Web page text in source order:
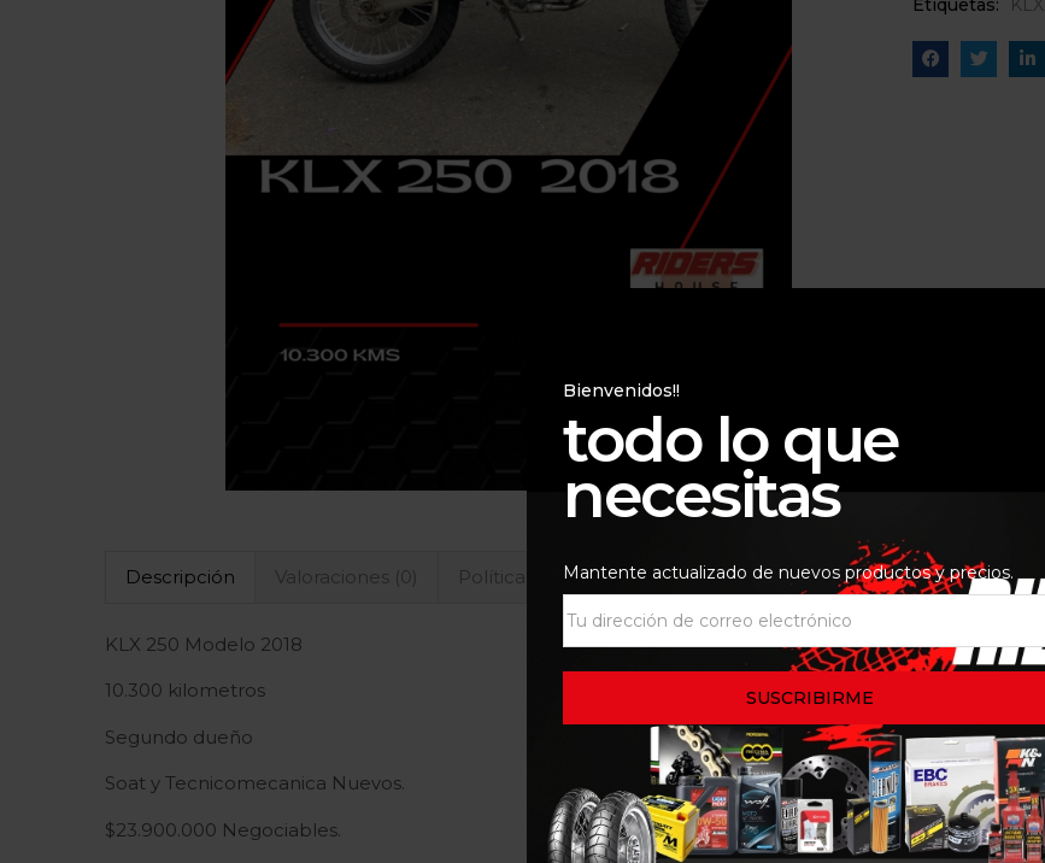
Etiquetas:
Descripción Valoraciones (0) Políticas de la tienda Consultas
KLX 250 Modelo 2018
10.300 kilometros
Segundo dueño
Soat y Tecnicomecanica Nuevos.
$23.900.000 Negociables.
Bienvenidos!!
todo lo que
necesitas
Mantente actualizado de nuevos productos y precios.